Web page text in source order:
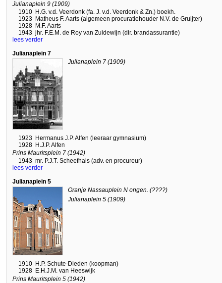
Julianaplein 9 (1909)
1910 H.G. v.d. Veerdonk (fa. J. v.d. Veerdonk & Zn.) boekh.
1923 Matheus F. Aarts (algemeen procuratiehouder N.V. de Gruijter)
1928 M.F. Aarts
1943 jhr. F.E.M. de Roy van Zuidewijn (dir. brandassurantie)
lees verder
Julianaplein 7
Julianaplein 7 (1909)
1923 Hermanus J.P. Alfen (leeraar gymnasium)
1928 H.J.P. Alfen
Prins Mauritsplein 7 (1942)
1943 mr. P.J.T. Scheefhals (adv. en procureur)
lees verder
Julianaplein 5
Oranje Nassauplein N ongen. (????)
Julianaplein 5 (1909)
1910 H.P. Schute-Dieden (koopman)
1928 E.H.J.M. van Heeswijk
Prins Mauritsplein 5 (1942)